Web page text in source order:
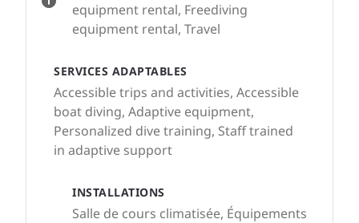
equipment rental, Freediving
equipment rental, Travel
SERVICES ADAPTABLES
Accessible trips and activities, Accessible
boat diving, Adaptive equipment,
Personalized dive training, Staff trained
in adaptive support
INSTALLATIONS
Salle de cours climatisée, Équipements